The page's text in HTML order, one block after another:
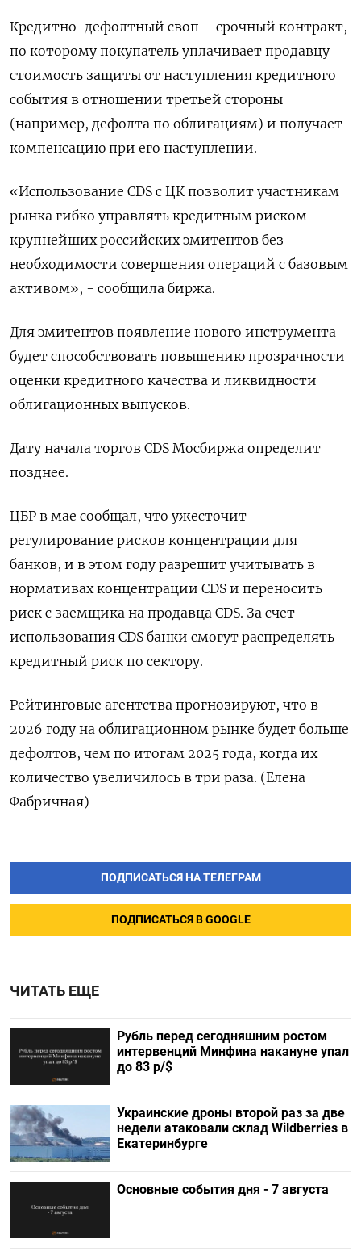
Кредитно-дефолтный своп – ​срочный ​контракт,
по ⁠которому покупатель уплачивает продавцу
стоимость ‌защиты от наступления кредитного
события ‌в отношении третьей стороны
(например, дефолта по облигациям) и получает ​
компенсацию при его наступлении.
«Использование CDS с ‌ЦК позволит участникам
рынка гибко управлять кредитным ​риском
крупнейших российских эмитентов без
необходимости совершения ‌операций с базовым
активом», - сообщила биржа.
Для эмитентов появление нового инструмента
будет способствовать повышению прозрачности ​
оценки кредитного ​качества и ликвидности
‌облигационных выпусков.
Дату начала торгов CDS Мосбиржа ​определит
позднее.
ЦБР в мае сообщал, что ужесточит
регулирование рисков концентрации для
банков, и в этом году разрешит учитывать в
нормативах концентрации CDS и переносить
риск с заемщика на продавца CDS. ​За счет
использования ⁠CDS банки смогут распределять
кредитный риск по сектору.
Рейтинговые агентства ‌прогнозируют, что в
2026 году на облигационном ‌рынке будет больше
дефолтов, чем по итогам ​2025 года, когда их
количество увеличилось ‌в три раза. (Елена
Фабричная)
ПОДПИСАТЬСЯ НА ТЕЛЕГРАМ
ПОДПИСАТЬСЯ В GOOGLE
ЧИТАТЬ ЕЩЕ
Рубль перед сегодняшним ростом
интервенций Минфина накануне упал
до 83 р/$
Украинские дроны второй раз за две
недели атаковали склад Wildberries в
Екатеринбурге
Основные события дня - 7 августа